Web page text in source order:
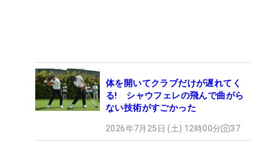
体を開いてクラブだけが遅れてく
る! シャウフェレの飛んで曲がら
ない技術がすごかった
2026年7月25日 (土) 12時00分 37